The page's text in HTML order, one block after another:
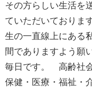
その方らしい生活を
ていただいておりま
生の一直線上にある
間でありますよう願
毎日です。 高齢社
保健・医療・福祉・